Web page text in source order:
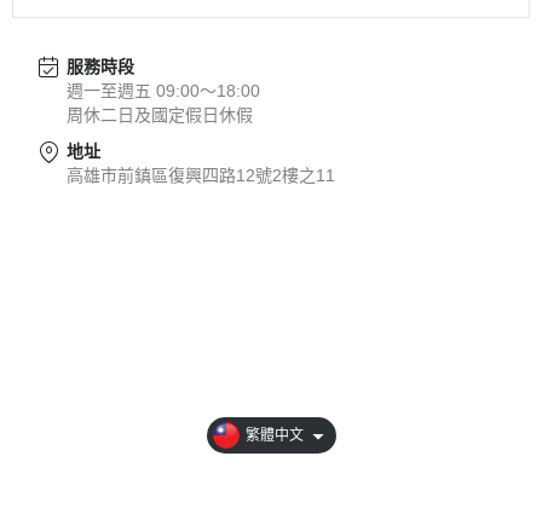
服務時段
週一至週五 09:00～18:00
周休二日及國定假日休假
地址
高雄市前鎮區復興四路12號2樓之11
繁體中文